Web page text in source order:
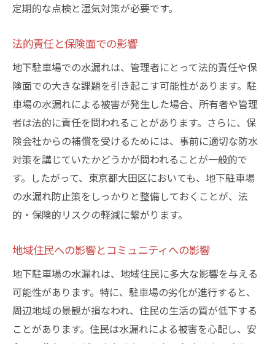
新テクノロジー
環境に配慮したエコフレンドリーな材料
最新テクノロジーを駆使した施工法
コストと性能のバランスを考慮した選択肢
実績ある製品の採用事例
リサーチと試験による材料選び
地下駐車場の安全を守るための防水コーティン
グとは
防水コーティングの種類と特徴
施工方法とその効果の持続性
既存構造への影響を最小限にする技術
業者選びのポイントと注意事項
施工後のメンテナンスと保証制度
実際の事例に学ぶ大田区での地下駐車場防水工
事の成功例
定期的な点検と湿気対策が必要です。
法的責任と保険面での影響
地下駐車場での水漏れは、管理者にとって法的責任や保
険面での大きな課題を引き起こす可能性があります。駐
車場の水漏れによる被害が発生した場合、所有者や管理
者は法的に責任を問われることがあります。さらに、保
険会社からの補償を受けるためには、事前に適切な防水
対策を講じていたかどうかが問われることが一般的で
す。したがって、東京都大田区においても、地下駐車場
の水漏れ防止策をしっかりと整備しておくことが、法
的・保険的リスクの軽減に繋がります。
地域住民への影響とコミュニティへの影響
地下駐車場の水漏れは、地域住民に多大な影響を与える
可能性があります。特に、駐車場の劣化が進行すると、
周辺地域の景観が損なわれ、住民の生活の質が低下する
ことがあります。住民は水漏れによる被害を心配し、安